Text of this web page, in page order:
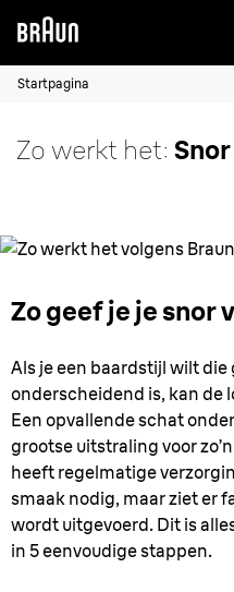
Startpagina
Zo werkt het: Snor
Zo geef je je snor
Als je een baardstijl wilt die
onderscheidend is, kan de
Een opvallende schat
grootse uitstraling voor
heeft regelmatige
smaak nodig, maar ziet er
wordt uitgevoerd. Dit is
in 5 eenvoudige stappen.